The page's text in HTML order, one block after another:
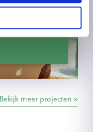
Bekijk meer projecten